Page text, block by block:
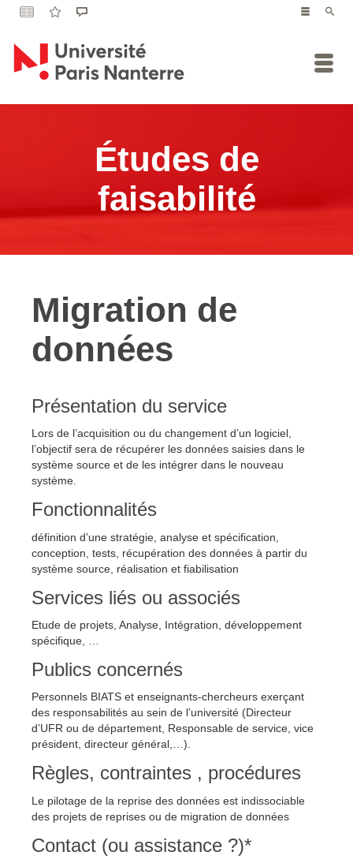
Études de
faisabilité
Migration de
données
Présentation du service
Lors de l’acquisition ou du changement d’un logiciel,
l’objectif sera de récupérer les données saisies dans le
système source et de les intégrer dans le nouveau
système.
Fonctionnalités
définition d’une stratégie, analyse et spécification,
conception, tests, récupération des données à partir du
système source, réalisation et fiabilisation
Services liés ou associés
Etude de projets, Analyse, Intégration, développement
spécifique, …
Publics concernés
Personnels BIATS et enseignants-chercheurs exerçant
des responsabilités au sein de l’université (Directeur
d’UFR ou de département, Responsable de service, vice
président, directeur général,…).
Règles, contraintes , procédures
Le pilotage de la reprise des données est indissociable
des projets de reprises ou de migration de données
Contact (ou assistance ?)*